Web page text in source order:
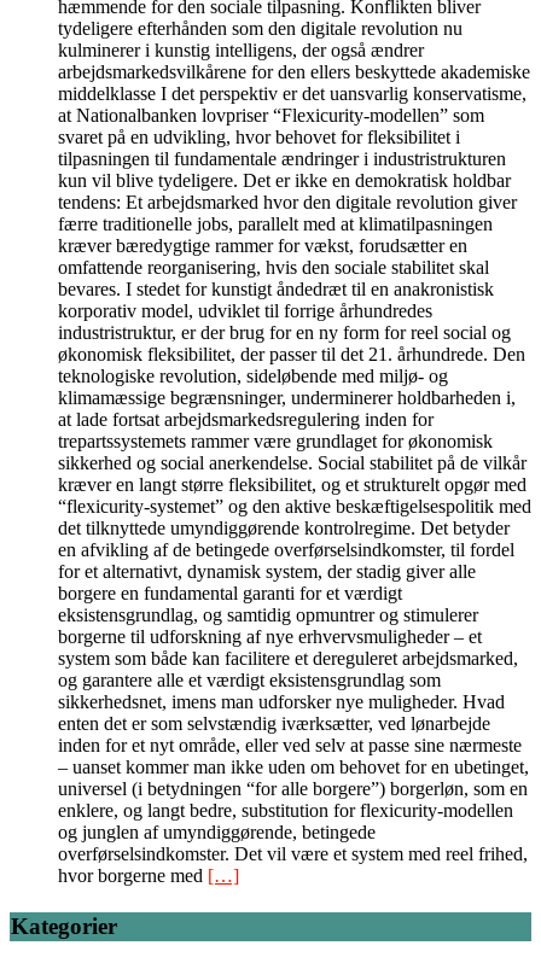
hæmmende for den sociale tilpasning. Konflikten bliver
tydeligere efterhånden som den digitale revolution nu
kulminerer i kunstig intelligens, der også ændrer
arbejdsmarkedsvilkårene for den ellers beskyttede akademiske
middelklasse I det perspektiv er det uansvarlig konservatisme,
at Nationalbanken lovpriser “Flexicurity-modellen” som
svaret på en udvikling, hvor behovet for fleksibilitet i
tilpasningen til fundamentale ændringer i industristrukturen
kun vil blive tydeligere. Det er ikke en demokratisk holdbar
tendens: Et arbejdsmarked hvor den digitale revolution giver
færre traditionelle jobs, parallelt med at klimatilpasningen
kræver bæredygtige rammer for vækst, forudsætter en
omfattende reorganisering, hvis den sociale stabilitet skal
bevares. I stedet for kunstigt åndedræt til en anakronistisk
korporativ model, udviklet til forrige århundredes
industristruktur, er der brug for en ny form for reel social og
økonomisk fleksibilitet, der passer til det 21. århundrede. Den
teknologiske revolution, sideløbende med miljø- og
klimamæssige begrænsninger, underminerer holdbarheden i,
at lade fortsat arbejdsmarkedsregulering inden for
trepartssystemets rammer være grundlaget for økonomisk
sikkerhed og social anerkendelse. Social stabilitet på de vilkår
kræver en langt større fleksibilitet, og et strukturelt opgør med
“flexicurity-systemet” og den aktive beskæftigelsespolitik med
det tilknyttede umyndiggørende kontrolregime. Det betyder
en afvikling af de betingede overførselsindkomster, til fordel
for et alternativt, dynamisk system, der stadig giver alle
borgere en fundamental garanti for et værdigt
eksistensgrundlag, og samtidig opmuntrer og stimulerer
borgerne til udforskning af nye erhvervsmuligheder – et
system som både kan facilitere et dereguleret arbejdsmarked,
og garantere alle et værdigt eksistensgrundlag som
sikkerhedsnet, imens man udforsker nye muligheder. Hvad
enten det er som selvstændig iværksætter, ved lønarbejde
inden for et nyt område, eller ved selv at passe sine nærmeste
– uanset kommer man ikke uden om behovet for en ubetinget,
universel (i betydningen “for alle borgere”) borgerløn, som en
enklere, og langt bedre, substitution for flexicurity-modellen
og junglen af umyndiggørende, betingede
overførselsindkomster. Det vil være et system med reel frihed,
hvor borgerne med […]
Kategorier